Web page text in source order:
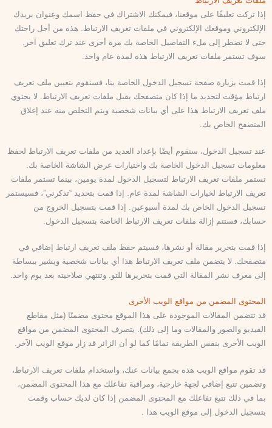
إذا تركت تعليقًا على موقعنا، فيمكنك الاشتراك في حفظ اسمك وعنوان بريدك
الإلكتروني وموقعك الإلكتروني في ملفات تعريف الارتباط. هذه من أجل راحتك
حتى لا تضطر إلى ملء التفاصيل الخاصة بك مرة أخرى عند ترك تعليق آخر.
سوف تستمر ملفات تعريف الارتباط هذه لمدة عام واحد.
إذا قمت بزيارة صفحة تسجيل الدخول الخاصة بنا، فسنقوم بتعيين ملف تعريف
ارتباط مؤقت لتحديد ما إذا كان متصفحك يقبل ملفات تعريف الارتباط. لا يحتوي
ملف تعريف الارتباط هذا على أي بيانات شخصية ويتم التخلص منه عند إغلاق
المتصفح الخاص بك.
عند تسجيل الدخول، سنقوم أيضًا بإعداد العديد من ملفات تعريف الارتباط لحفظ
معلومات تسجيل الدخول الخاصة بك واختيارات عرض الشاشة الخاصة بك.
تستمر ملفات تعريف الارتباط لتسجيل الدخول لمدة يومين، بينما تستمر ملفات
تعريف الارتباط لخيارات الشاشة لمدة عام. إذا قمت بتحديد “تذكرني”، فسيستمر
تسجيل الدخول الخاص بك لمدة أسبوعين. إذا قمت بتسجيل الخروج من
حسابك، فستتم إزالة ملفات تعريف الارتباط الخاصة بتسجيل الدخول.
إذا قمت بتحرير مقالة أو نشرها، فسيتم حفظ ملف تعريف ارتباط إضافي في
متصفحك. لا يتضمن ملف تعريف الارتباط هذا أي بيانات شخصية ويشير ببساطة
إلى معرف نشر المقالة التي قمت بتحريرها للتو. وتنتهي صلاحيته بعد يوم واحد.
المحتوى المضمن من مواقع الويب الأخرى
قد تتضمن المقالات الموجودة على هذا الموقع محتوى مضمنًا (مثل مقاطع
الفيديو والصور والمقالات وما إلى ذلك). يتصرف المحتوى المضمن من مواقع
الويب الأخرى بنفس الطريقة تمامًا كما لو أن الزائر قد زار موقع الويب الآخر.
قد تقوم مواقع الويب هذه بجمع بيانات عنك، واستخدام ملفات تعريف الارتباط،
وتضمين تتبع إضافي لجهة خارجية، ومراقبة تفاعلك مع هذا المحتوى المضمن،
بما في ذلك تتبع تفاعلك مع المحتوى المضمن إذا كان لديك حساب وقمت
بتسجيل الدخول إلى موقع الويب هذا .